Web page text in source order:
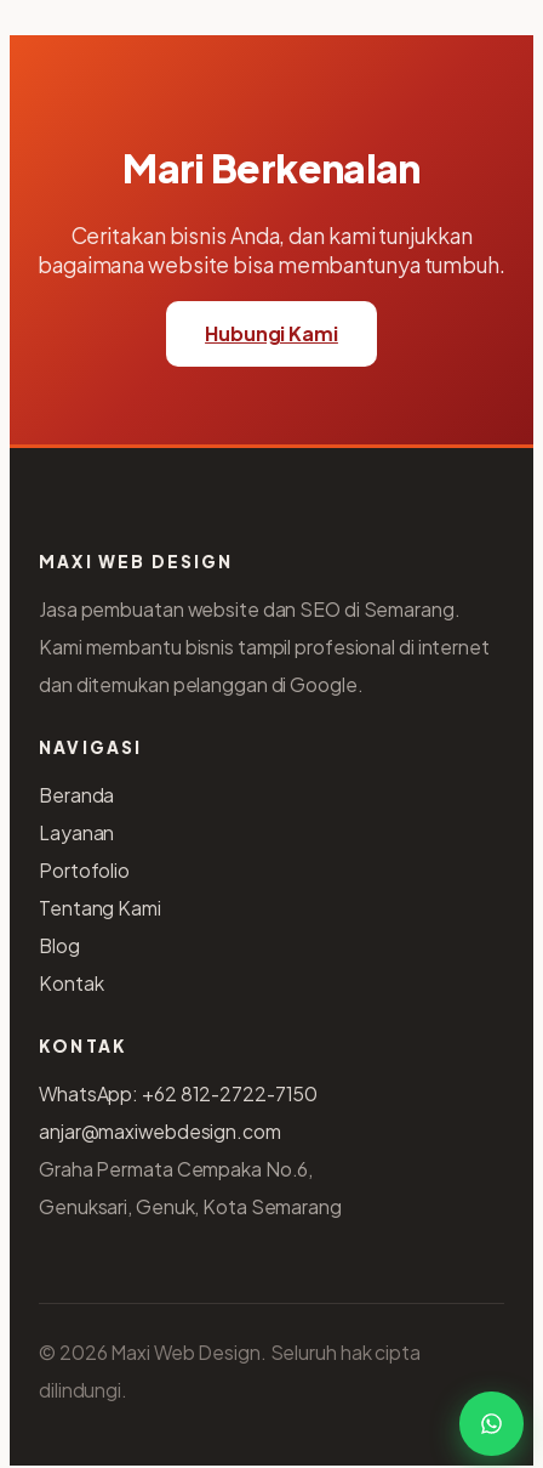
Mari Berkenalan
Ceritakan bisnis Anda, dan kami tunjukkan
bagaimana website bisa membantunya tumbuh.
Hubungi Kami
MAXI WEB DESIGN
Jasa pembuatan website dan SEO di Semarang.
Kami membantu bisnis tampil profesional di internet
dan ditemukan pelanggan di Google.
NAVIGASI
Beranda
Layanan
Portofolio
Tentang Kami
Blog
Kontak
KONTAK
WhatsApp: +62 812-2722-7150
anjar@maxiwebdesign.com
Graha Permata Cempaka No.6,
Genuksari, Genuk, Kota Semarang
© 2026 Maxi Web Design. Seluruh hak cipta
dilindungi.